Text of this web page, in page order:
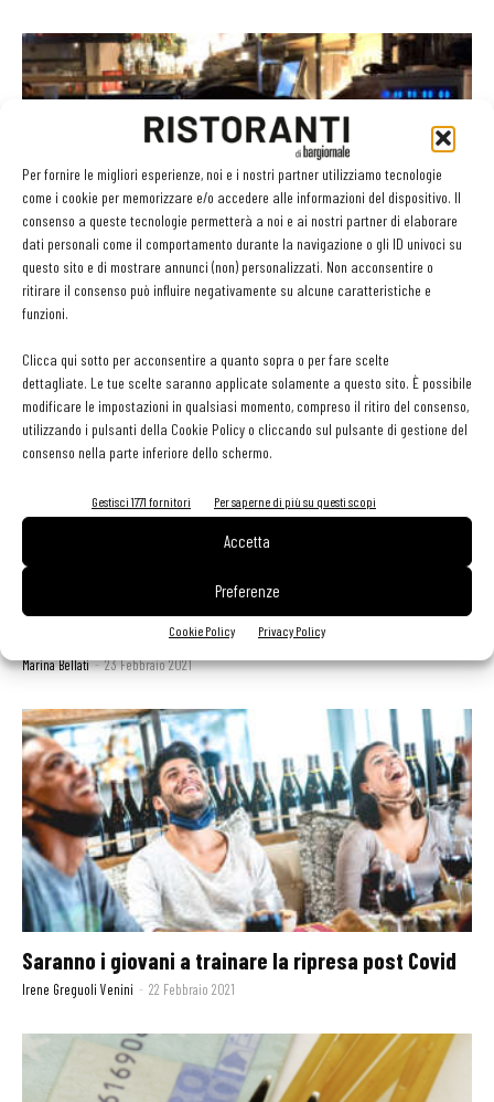
Per fornire le migliori esperienze, noi e i nostri partner utilizziamo tecnologie
come i cookie per memorizzare e/o accedere alle informazioni del dispositivo. Il
consenso a queste tecnologie permetterà a noi e ai nostri partner di elaborare
dati personali come il comportamento durante la navigazione o gli ID univoci su
questo sito e di mostrare annunci (non) personalizzati. Non acconsentire o
ritirare il consenso può influire negativamente su alcune caratteristiche e
funzioni.
Clicca qui sotto per acconsentire a quanto sopra o per fare scelte
dettagliate. Le tue scelte saranno applicate solamente a questo sito. È possibile
modificare le impostazioni in qualsiasi momento, compreso il ritiro del consenso,
utilizzando i pulsanti della Cookie Policy o cliccando sul pulsante di gestione del
consenso nella parte inferiore dello schermo.
Gestisci 1771 fornitori Per saperne di più su questi scopi
Accetta
Preferenze
Cookie Policy Privacy Policy
Come ti preparo un Irish coffee alla nitro
Nadia Rossi
Davide Oldani, le due stelle Michelin e il futuro del
Marina Bellati- 23 Febbraio 2021
Saranno i giovani a trainare la ripresa post Covid
Irene Greguoli Venini - 22 Febbraio 2021